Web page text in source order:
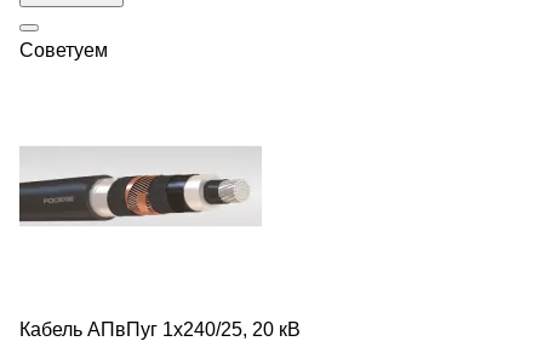
Советуем
Кабель АПвПуг 1х240/25, 20 кВ